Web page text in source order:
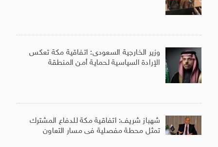
وزير الخارجية السعودى: اتفاقية مكة تعكس
الإرادة السياسية لحماية أمن المنطقة
شهباز شريف: اتفاقية مكة للدفاع المشترك
تمثل محطة مفصلية فى مسار التعاون